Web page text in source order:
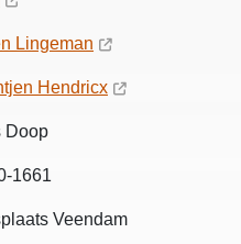
Lingeman
Hendricx
Doop
1661
Veendam